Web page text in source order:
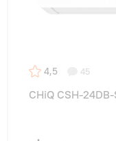
4,5 45
CHiQ CSH-